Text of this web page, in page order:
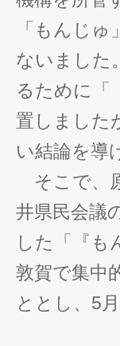
「もんじ
ないました
るために「
置しました
い結論を導
そこで、
井県民会議
した「『も
敦賀で集中
ととし、5